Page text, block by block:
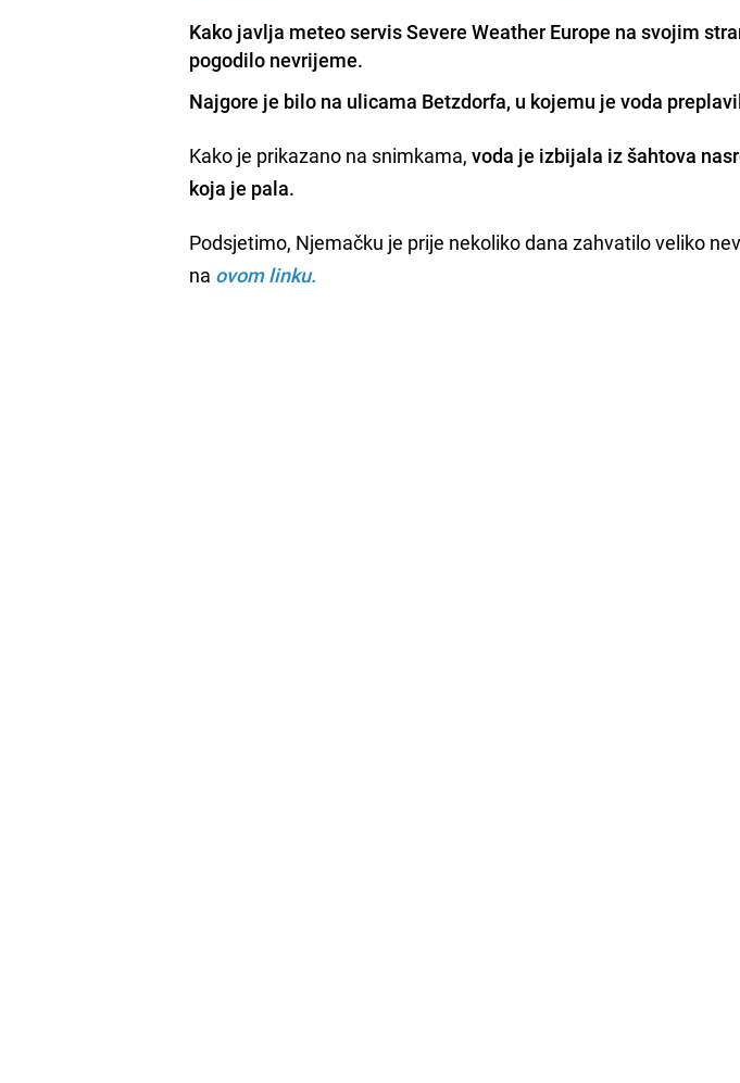
Kako javlja meteo servis Severe Weather Europe na svojim
pogodilo nevrijeme.
Najgore je bilo na ulicama Betzdorfa, u kojemu je voda
Kako je prikazano na snimkama, voda je izbijala iz šahtova
koja je pala.
Podsjetimo, Njemačku je prije nekoliko dana zahvatilo veliko
na ovom linku.